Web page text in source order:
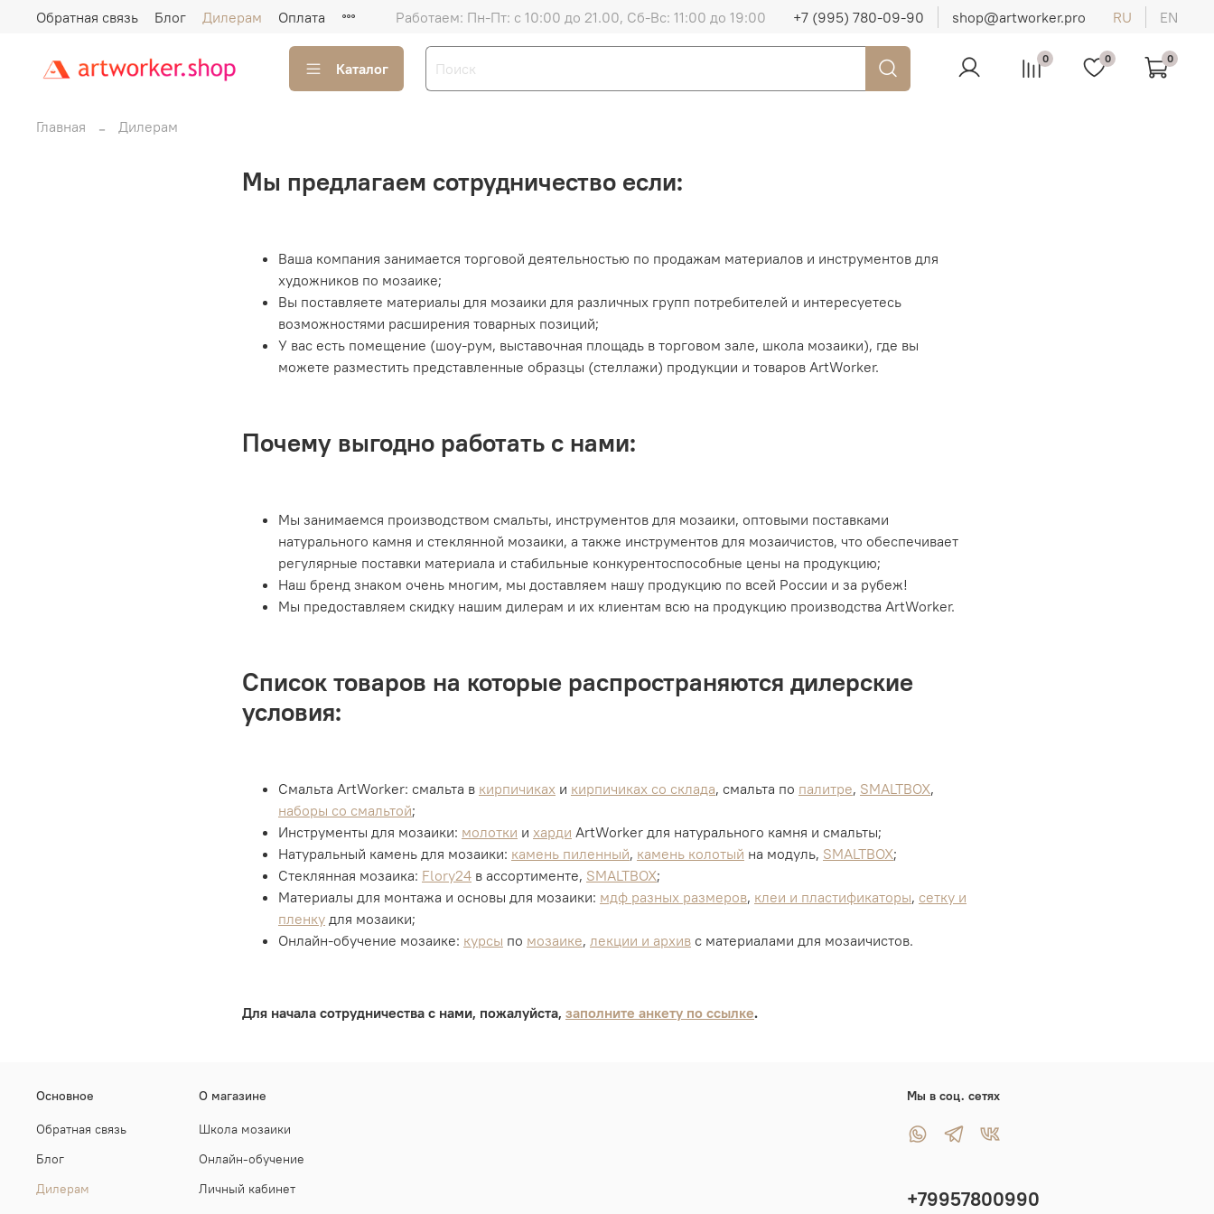
Обратная связь Блог Дилерам Оплата Работаем: Пн-Пт: с 10:00 до 21.00, Сб-Вс: 11:00 до 19:00 +7 (995) 780-09-90 shop@artworker.pro RU EN
Каталог
0 0 0
Главная Дилерам
Мы предлагаем сотрудничество если:
Ваша компания занимается торговой деятельностью по продажам материалов и инструментов для
художников по мозаике;
Вы поставляете материалы для мозаики для различных групп потребителей и интересуетесь
возможностями расширения товарных позиций;
У вас есть помещение (шоу-рум, выставочная площадь в торговом зале, школа мозаики), где вы
можете разместить представленные образцы (стеллажи) продукции и товаров ArtWorker.
Почему выгодно работать с нами:
Мы занимаемся производством смальты, инструментов для мозаики, оптовыми поставками
натурального камня и стеклянной мозаики, а также инструментов для мозаичистов, что обеспечивает
регулярные поставки материала и стабильные конкурентоспособные цены на продукцию;
Наш бренд знаком очень многим, мы доставляем нашу продукцию по всей России и за рубеж!
Мы предоставляем скидку нашим дилерам и их клиентам всю на продукцию производства ArtWorker.
Список товаров на которые распространяются дилерские
условия:
Смальта ArtWorker: смальта в кирпичиках и кирпичиках со склада, смальта по палитре, SMALTBOX,
наборы со смальтой;
Инструменты для мозаики: молотки и харди ArtWorker для натурального камня и смальты;
Натуральный камень для мозаики: камень пиленный, камень колотый на модуль, SMALTBOX;
Стеклянная мозаика: Flory24 в ассортименте, SMALTBOX;
Материалы для монтажа и основы для мозаики: мдф разных размеров, клеи и пластификаторы, сетку и
пленку для мозаики;
Онлайн-обучение мозаике: курсы по мозаике, лекции и архив с материалами для мозаичистов.
Для начала сотрудничества с нами, пожалуйста, заполните анкету по ссылке.
Основное
Обратная связь
Блог
Дилерам
О магазине
Школа мозаики
Онлайн-обучение
Личный кабинет
Мы в соц. сетях
+79957800990